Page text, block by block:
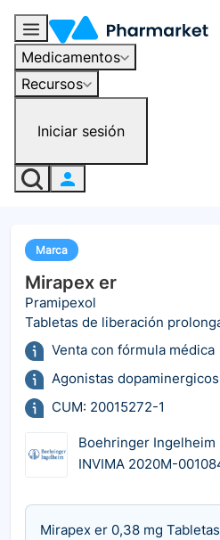
Medicamentos
Recursos
Iniciar sesión
Marca
Mirapex er
Pramipexol
Tabletas de liberación
Venta con fórmula médica
Agonistas dopaminergicos
CUM: 20015272-1
Boehringer Ingelheim
INVIMA 2020M-
Mirapex er 0,38 mg